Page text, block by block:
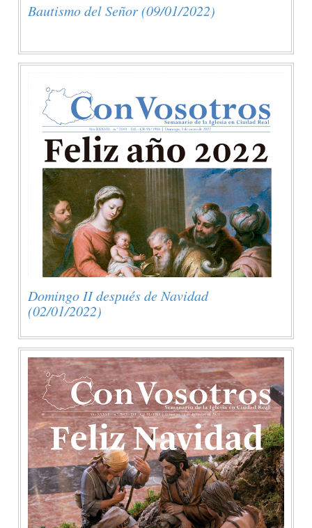
Bautismo del Señor (09/01/2022)
Domingo II después de Navidad
(02/01/2022)